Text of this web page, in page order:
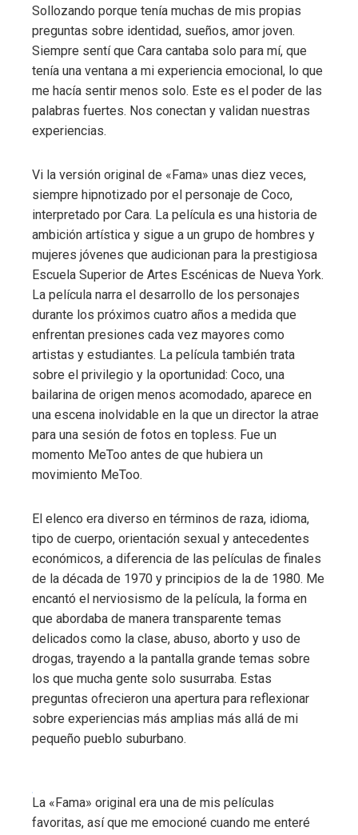
Sollozando porque tenía muchas de mis propias
preguntas sobre identidad, sueños, amor joven.
Siempre sentí que Cara cantaba solo para mí, que
tenía una ventana a mi experiencia emocional, lo que
me hacía sentir menos solo. Este es el poder de las
palabras fuertes. Nos conectan y validan nuestras
experiencias.
Vi la versión original de «Fama» unas diez veces,
siempre hipnotizado por el personaje de Coco,
interpretado por Cara. La película es una historia de
ambición artística y sigue a un grupo de hombres y
mujeres jóvenes que audicionan para la prestigiosa
Escuela Superior de Artes Escénicas de Nueva York.
La película narra el desarrollo de los personajes
durante los próximos cuatro años a medida que
enfrentan presiones cada vez mayores como
artistas y estudiantes. La película también trata
sobre el privilegio y la oportunidad: Coco, una
bailarina de origen menos acomodado, aparece en
una escena inolvidable en la que un director la atrae
para una sesión de fotos en topless. Fue un
momento MeToo antes de que hubiera un
movimiento MeToo.
El elenco era diverso en términos de raza, idioma,
tipo de cuerpo, orientación sexual y antecedentes
económicos, a diferencia de las películas de finales
de la década de 1970 y principios de la de 1980. Me
encantó el nerviosismo de la película, la forma en
que abordaba de manera transparente temas
delicados como la clase, abuso, aborto y uso de
drogas, trayendo a la pantalla grande temas sobre
los que mucha gente solo susurraba. Estas
preguntas ofrecieron una apertura para reflexionar
sobre experiencias más amplias más allá de mi
pequeño pueblo suburbano.
La «Fama» original era una de mis películas
favoritas, así que me emocioné cuando me enteré